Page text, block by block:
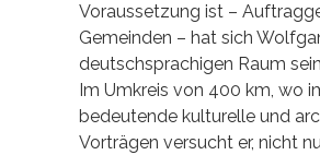
Voraussetzung ist –
Gemeinden – hat sich
deutschsprachigen Raum
Im Umkreis von 400 km, wo
bedeutende kulturelle und
Vorträgen versucht er, nicht